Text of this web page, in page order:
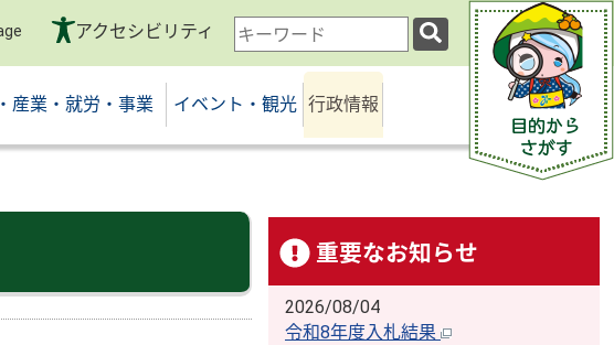
アクセシビリティ
検
索
ー
産業・就労・事業 イベント・観光 行政情報
重要なお知らせ
2026/08/04
令和8年度入札結果